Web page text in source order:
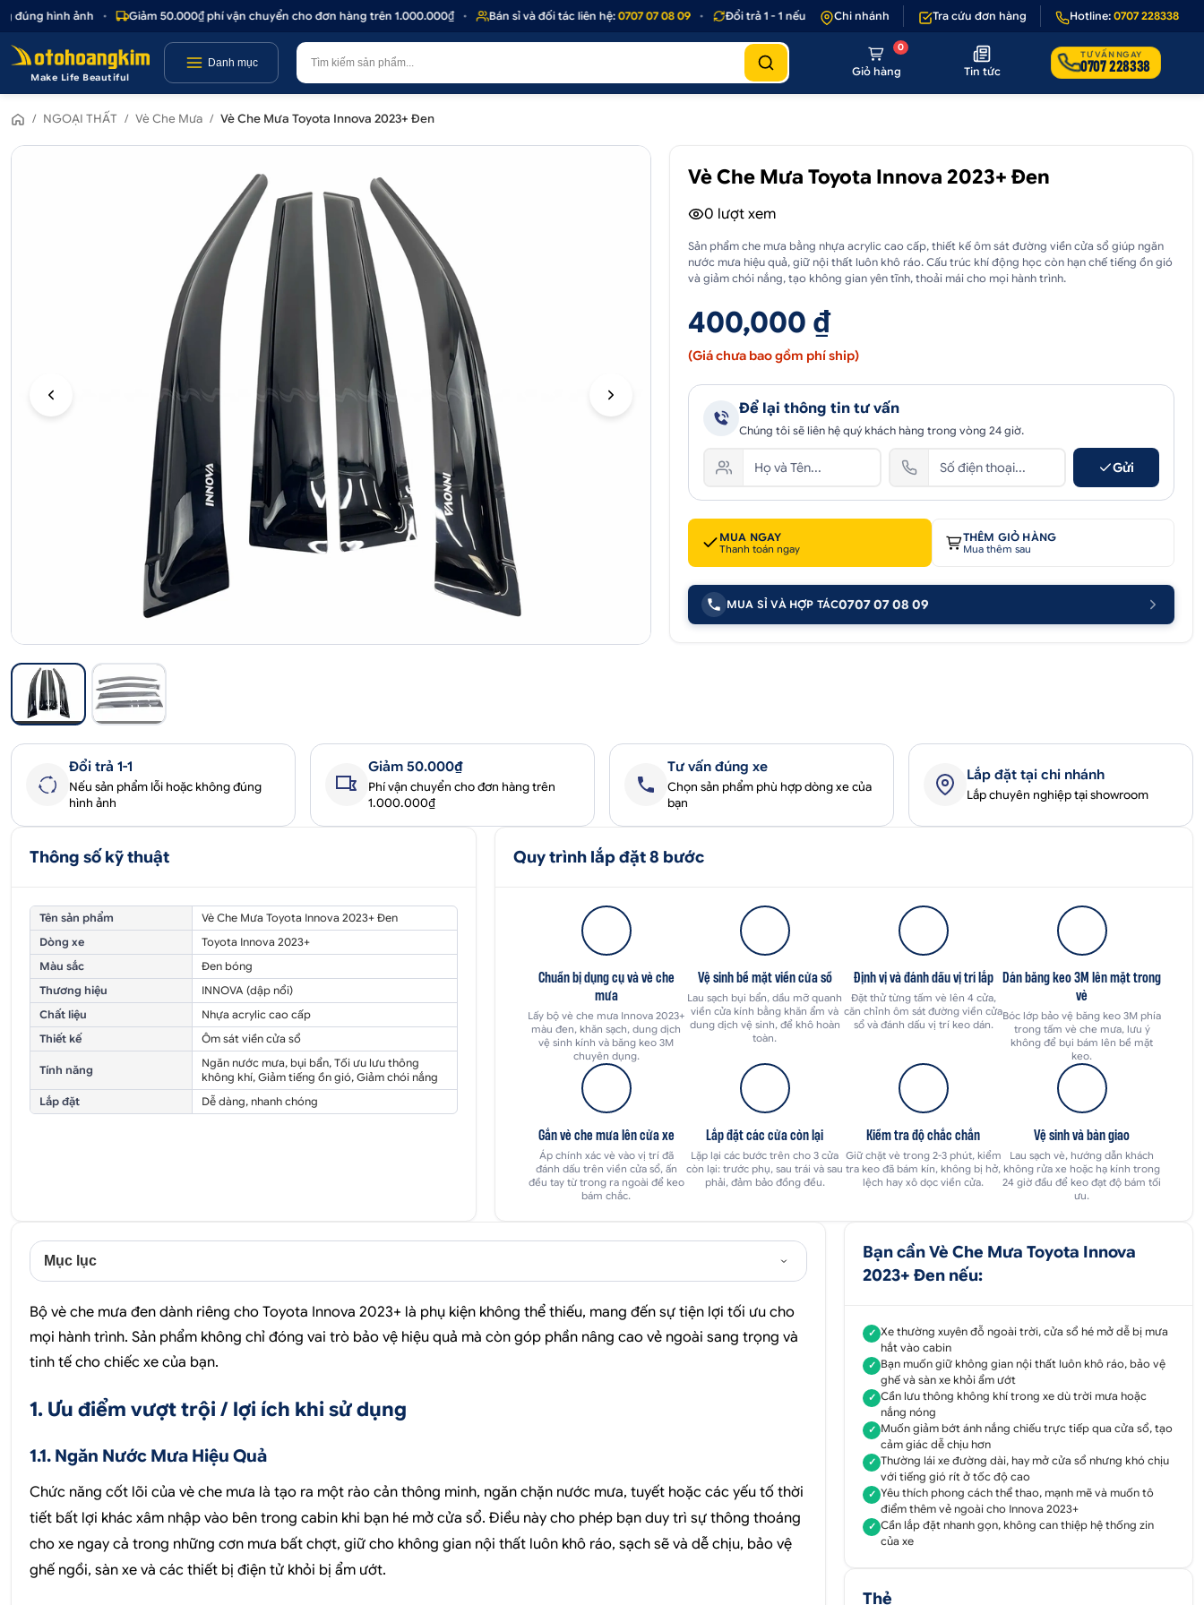
hình ảnh • Giảm 50.000₫ phí vận chuyển cho đơn hàng trên 1.000.000₫ • Bán sỉ và đối tác liên hệ: 0707 07 08 09 • Đổi trả 1 - 1 nếu sản phẩm lỗi hoặc không đúng hình ảnh • Giảm 50.000₫ phí vận
Chi nhánh Tra cứu đơn hàng Hotline: 0707 228338
Make Life Beautiful
Danh mục
Giỏ hàng
0
Tin tức
TƯ VẤN NGAY
0707 228338
/ NGOẠI THẤT / Vè Che Mưa / Vè Che Mưa Toyota Innova 2023+ Đen
Vè Che Mưa Toyota Innova 2023+ Đen
0 lượt xem
Sản phẩm che mưa bằng nhựa acrylic cao cấp, thiết kế ôm sát đường viền cửa sổ giúp ngăn
nước mưa hiệu quả, giữ nội thất luôn khô ráo. Cấu trúc khí động học còn hạn chế tiếng ồn gió
và giảm chói nắng, tạo không gian yên tĩnh, thoải mái cho mọi hành trình.
400,000 ₫
(Giá chưa bao gồm phí ship)
Để lại thông tin tư vấn
Chúng tôi sẽ liên hệ quý khách hàng trong vòng 24 giờ.
Gửi
MUA NGAY
Thanh toán ngay
THÊM GIỎ HÀNG
Mua thêm sau
MUA SỈ VÀ HỢP TÁC0707 07 08 09
Đổi trả 1-1
Nếu sản phẩm lỗi hoặc không đúng
hình ảnh
Giảm 50.000₫
Phí vận chuyển cho đơn hàng trên
1.000.000₫
Tư vấn đúng xe
Chọn sản phẩm phù hợp dòng xe của
bạn
Lắp đặt tại chi nhánh
Lắp chuyên nghiệp tại showroom
Thông số kỹ thuật
Tên sản phẩm
Vè Che Mưa Toyota Innova 2023+ Đen
Dòng xe
Toyota Innova 2023+
Màu sắc
Đen bóng
Thương hiệu
INNOVA (dập nổi)
Chất liệu
Nhựa acrylic cao cấp
Thiết kế
Ôm sát viền cửa sổ
Tính năng
Ngăn nước mưa, bụi bẩn, Tối ưu lưu thông
không khí, Giảm tiếng ồn gió, Giảm chói nắng
Lắp đặt
Dễ dàng, nhanh chóng
Quy trình lắp đặt 8 bước
Chuẩn bị dụng cụ và vè che
mưa
Lấy bộ vè che mưa Innova 2023+
màu đen, khăn sạch, dung dịch
vệ sinh kính và băng keo 3M
chuyên dụng.
Vệ sinh bề mặt viền cửa sổ
Lau sạch bụi bẩn, dầu mỡ quanh
viền cửa kính bằng khăn ẩm và
dung dịch vệ sinh, để khô hoàn
toàn.
Định vị và đánh dấu vị trí lắp
Đặt thử từng tấm vè lên 4 cửa,
căn chỉnh ôm sát đường viền cửa
sổ và đánh dấu vị trí keo dán.
Dán băng keo 3M lên mặt trong
vè
Bóc lớp bảo vệ băng keo 3M phía
trong tấm vè che mưa, lưu ý
không để bụi bám lên bề mặt
keo.
Gắn vè che mưa lên cửa xe
Áp chính xác vè vào vị trí đã
đánh dấu trên viền cửa sổ, ấn
đều tay từ trong ra ngoài để keo
bám chắc.
Lắp đặt các cửa còn lại
Lặp lại các bước trên cho 3 cửa
còn lại: trước phụ, sau trái và sau
phải, đảm bảo đồng đều.
Kiểm tra độ chắc chắn
Giữ chặt vè trong 2-3 phút, kiểm
tra keo đã bám kín, không bị hở,
lệch hay xô dọc viền cửa.
Vệ sinh và bàn giao
Lau sạch vè, hướng dẫn khách
không rửa xe hoặc hạ kính trong
24 giờ đầu để keo đạt độ bám tối
ưu.
Mục lục
Bộ vè che mưa đen dành riêng cho Toyota Innova 2023+ là phụ kiện không thể thiếu, mang đến sự tiện lợi tối ưu cho
mọi hành trình. Sản phẩm không chỉ đóng vai trò bảo vệ hiệu quả mà còn góp phần nâng cao vẻ ngoài sang trọng và
tinh tế cho chiếc xe của bạn.
1. Ưu điểm vượt trội / lợi ích khi sử dụng
1.1. Ngăn Nước Mưa Hiệu Quả
Chức năng cốt lõi của vè che mưa là tạo ra một rào cản thông minh, ngăn chặn nước mưa, tuyết hoặc các yếu tố thời
tiết bất lợi khác xâm nhập vào bên trong cabin khi bạn hé mở cửa sổ. Điều này cho phép bạn duy trì sự thông thoáng
cho xe ngay cả trong những cơn mưa bất chợt, giữ cho không gian nội thất luôn khô ráo, sạch sẽ và dễ chịu, bảo vệ
ghế ngồi, sàn xe và các thiết bị điện tử khỏi bị ẩm ướt.
Bạn cần Vè Che Mưa Toyota Innova
2023+ Đen nếu:
✓ Xe thường xuyên đỗ ngoài trời, cửa sổ hé mở dễ bị mưa
hắt vào cabin
✓ Bạn muốn giữ không gian nội thất luôn khô ráo, bảo vệ
ghế và sàn xe khỏi ẩm ướt
✓ Cần lưu thông không khí trong xe dù trời mưa hoặc
nắng nóng
✓ Muốn giảm bớt ánh nắng chiếu trực tiếp qua cửa sổ, tạo
cảm giác dễ chịu hơn
✓ Thường lái xe đường dài, hay mở cửa sổ nhưng khó chịu
với tiếng gió rít ở tốc độ cao
✓ Yêu thích phong cách thể thao, mạnh mẽ và muốn tô
điểm thêm vẻ ngoài cho Innova 2023+
✓ Cần lắp đặt nhanh gọn, không can thiệp hệ thống zin
của xe
Thẻ